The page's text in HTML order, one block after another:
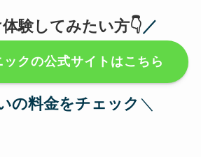
験してみたい方👇️ ／
ックの公式サイトはこちら
の料金をチェック ＼